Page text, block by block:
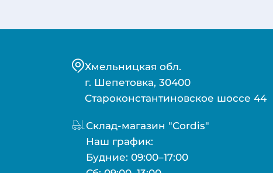
Хмельницкая обл.
г. Шепетовка, 30400
Староконстантиновское шоссе 44
Склад-магазин "Cordis"
Наш график:
Будние: 09:00–17:00